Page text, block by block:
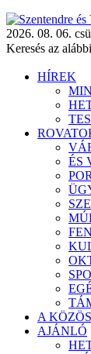
2026. 08. 06.
Keresés az
HÍREK
ÉS
A
AJÁNLÓ